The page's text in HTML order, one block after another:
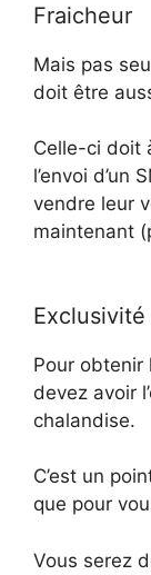
Fraicheur
Mais pas
doit être
Celle-ci doit
l’envoi d’un
vendre leur
maintenant
Exclusivité
Pour obtenir
devez avoir
chalandise.
C’est un
que pour
Vous serez